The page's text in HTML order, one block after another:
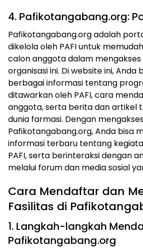
4. Pafikotangabang.org:
Pafikotangabang.org adalah
dikelola oleh PAFI untuk
calon anggota dalam
organisasi ini. Di website ini, Anda
berbagai informasi tentang
ditawarkan oleh PAFI, cara
anggota, serta berita dan artikel
dunia farmasi. Dengan
Pafikotangabang.org, Anda bisa
informasi terbaru tentang
PAFI, serta berinteraksi dengan
melalui forum dan media sosial
Cara Mendaftar dan
Fasilitas di
1. Langkah-langkah
Pafikotangabang.org